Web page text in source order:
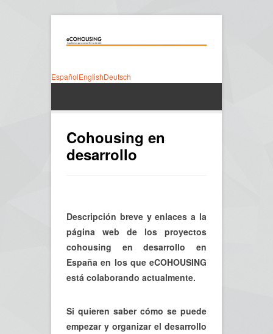
EspañolEnglishDeutsch
Cohousing en
desarrollo
Descripción breve y enlaces a la
página web de los proyectos
cohousing en desarrollo en
España en los que eCOHOUSING
está colaborando actualmente.
Si quieren saber cómo se puede
empezar y organizar el desarrollo